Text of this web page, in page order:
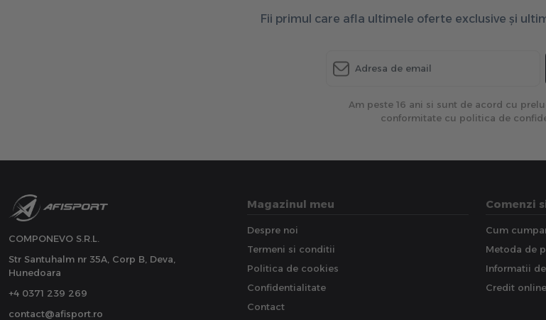
Fii primul care afla ultimele oferte exclusive și
Am peste 16 ani si sunt de acord cu
conformitate cu politica de
COMPONEVO S.R.L.
Str Santuhalm nr 35A, Corp B, Deva,
Hunedoara
+4 0371 239 269
contact@afisport.ro
Magazinul meu
Despre noi
Termeni si conditii
Politica de cookies
Confidentialitate
Contact
Comenzi
Cum
Metoda de
Informatii
Credit